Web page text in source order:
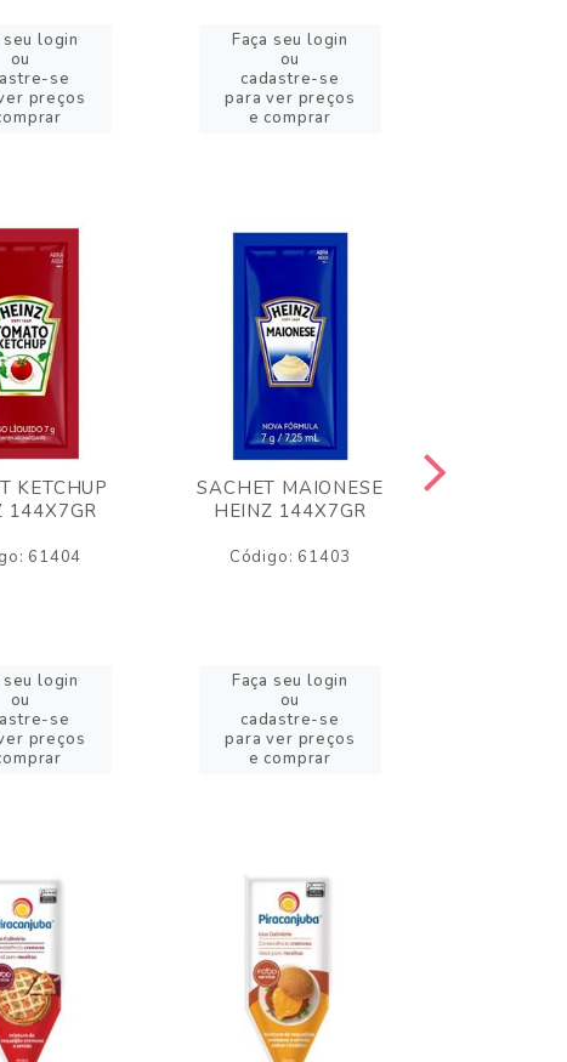
seu login
ou
se
preços
Faça seu login
ou
cadastre-se
para ver preços
e comprar
KETCHUP
144X7GR
61404
seu login
ou
se
preços
SACHET MAIONESE
HEINZ 144X7GR
Código: 61403
Faça seu login
ou
cadastre-se
para ver preços
e comprar